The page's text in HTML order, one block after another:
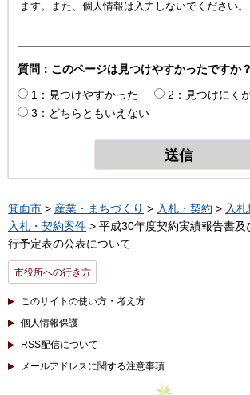
質問：このページは見つけやすかったですか？
1：見つけやすかった
2：見つけにく
3：どちらともいえない
箕面市 > 産業・まちづくり > 入札・契約 > 入
入札・契約案件 > 平成30年度契約実績報告書
行予定表の公表について
市役所への行き方
このサイトの使い方・考え方
個人情報保護
RSS配信について
メールアドレスに関する注意事項